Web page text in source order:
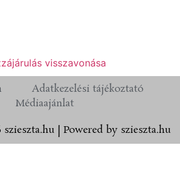
visszavonása
Adatkezelési tájékoztató
Médiaajánlat
| Powered by szieszta.hu